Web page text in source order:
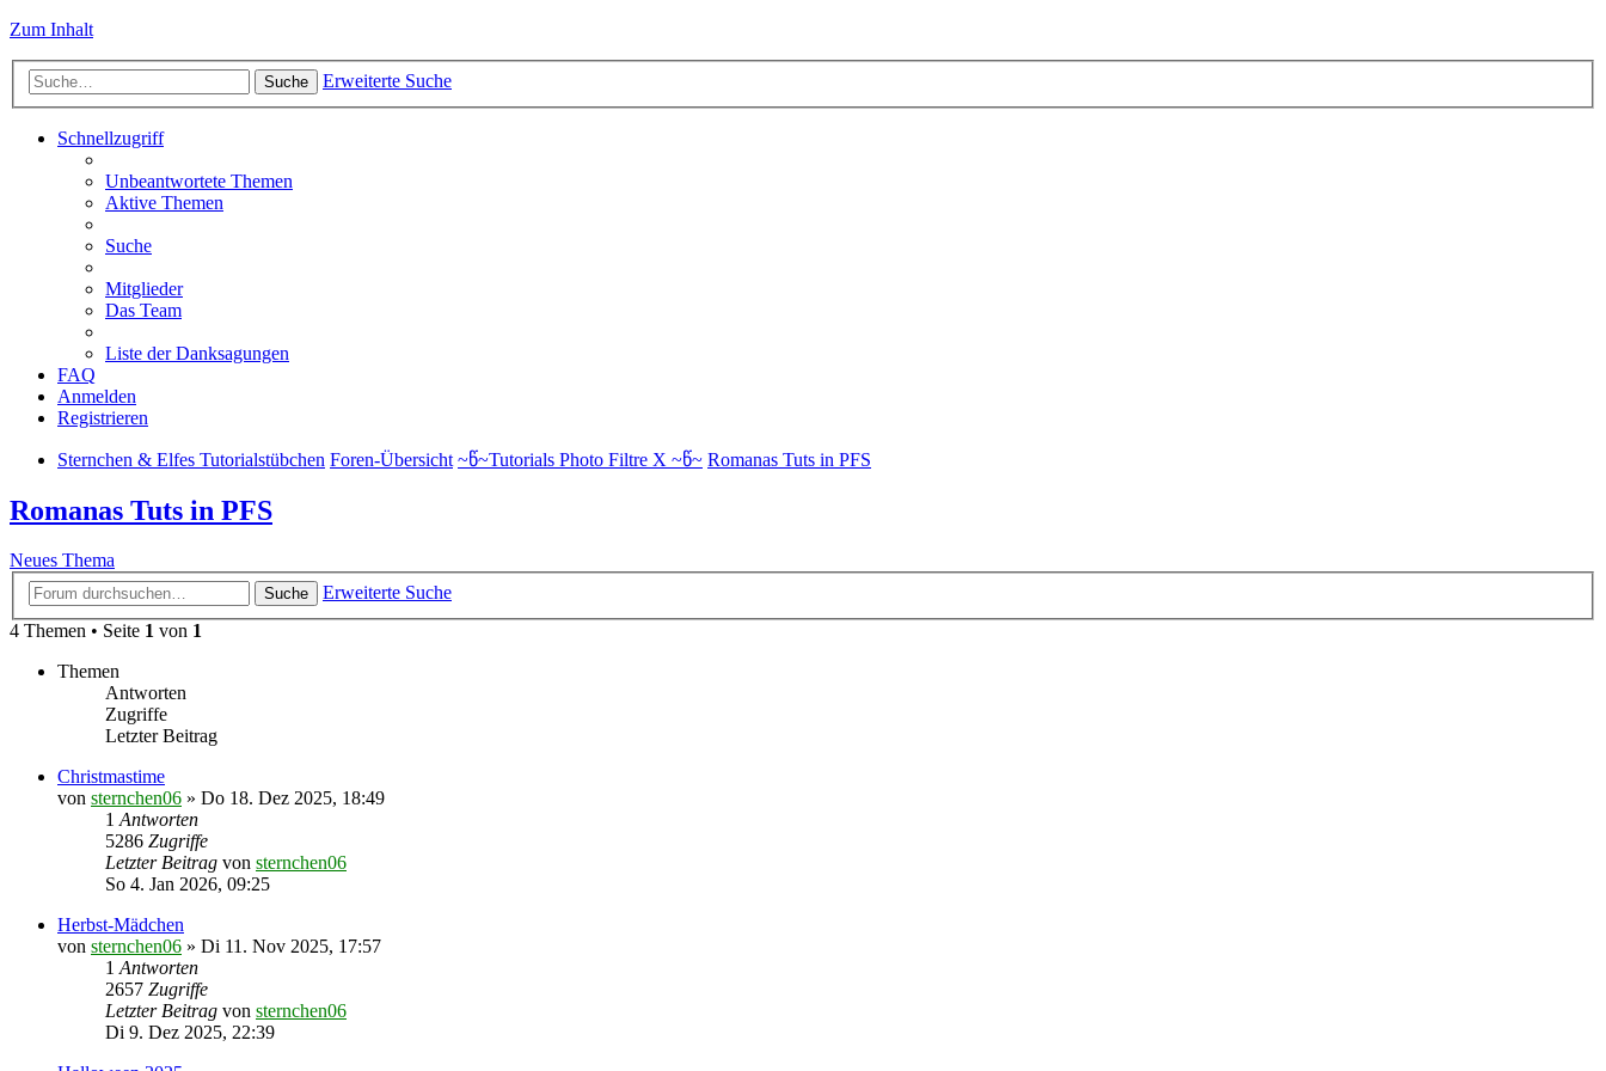
Zum Inhalt
Suche Erweiterte Suche
Schnellzugriff
Unbeantwortete Themen
Aktive Themen
Suche
Mitglieder
Das Team
Liste der Danksagungen
FAQ
Anmelden
Registrieren
Sternchen & Elfes Tutorialstübchen Foren-Übersicht ~წ~Tutorials Photo Filtre X ~წ~ Romanas Tuts in PFS
Romanas Tuts in PFS
Neues Thema
Suche
Erweiterte Suche
4 Themen • Seite 1 von 1
Themen
Antworten
Zugriffe
Letzter Beitrag
Christmastime
von sternchen06 » Do 18. Dez 2025, 18:49
1 Antworten
5286 Zugriffe
Letzter Beitrag von sternchen06
So 4. Jan 2026, 09:25
Herbst-Mädchen
von sternchen06 » Di 11. Nov 2025, 17:57
1 Antworten
2657 Zugriffe
Letzter Beitrag von sternchen06
Di 9. Dez 2025, 22:39